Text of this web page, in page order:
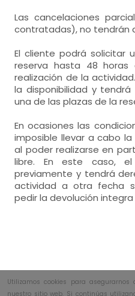
Las cancelaciones
contratadas), no tendrán
El cliente podrá solicitar
reserva hasta 48
realización de la
la disponibilidad y
una de las plazas de la
En ocasiones las
imposible llevar a cabo
al poder realizarse en
libre. En este caso,
previamente y tendrá
actividad a otra fecha
pedir la devolución
Utilizamos cookies para
nuestro sitio web. Si continúas